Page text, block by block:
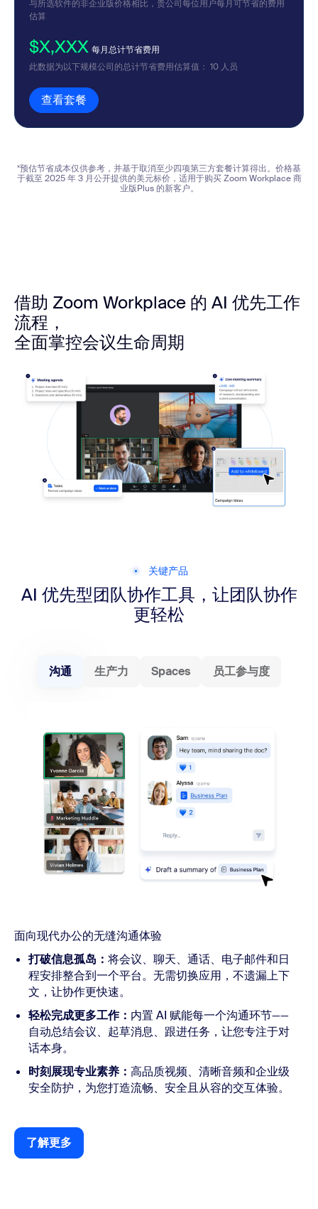
与所选软件的非企业版价格相比，贵公司每位用户每月可节省的费用
估算
$X,XXX 每月总计节省费用
此数据为以下规模公司的总计节省费用估算值： 10 人员
查看套餐 查看套餐
*预估节省成本仅供参考，并基于取消至少四项第三方套餐计算得出。价格基
于截至 2025 年 3 月公开提供的美元标价，适用于购买 Zoom Workplace 商
业版Plus 的新客户。
借助 Zoom Workplace 的 AI 优先工作
流程，
全面掌控会议生命周期
关键产品
AI 优先型团队协作工具，让团队协作
更轻松
沟通 生产力 Spaces 员工参与度
面向现代办公的无缝沟通体验
打破信息孤岛： 将会议、聊天、通话、电子邮件和日
程安排整合到一个平台。无需切换应用，不遗漏上下
文，让协作更快速。
轻松完成更多工作： 内置 AI 赋能每一个沟通环节——
自动总结会议、起草消息、跟进任务，让您专注于对
话本身。
时刻展现专业素养： 高品质视频、清晰音频和企业级
安全防护，为您打造流畅、安全且从容的交互体验。
了解更多
了解更多